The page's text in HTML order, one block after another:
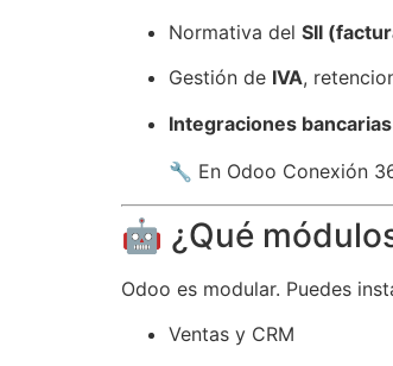
Normativa del SII
Gestión de IVA,
Integraciones bancarias
🔧 En Odoo Conexión
🤖 ¿Qué
Odoo es modular. Puedes
Ventas y CRM